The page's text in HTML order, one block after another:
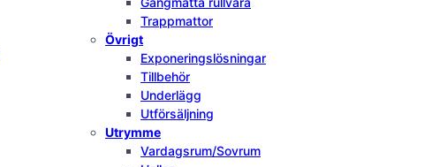
Trappmattor
Övrigt
Exponeringslösningar
Tillbehör
Underlägg
Utförsäljning
Utrymme
Vardagsrum/Sovrum